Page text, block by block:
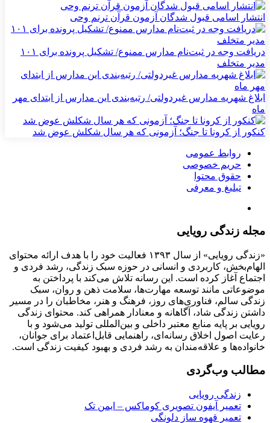
انتشار اسامی قبول شدگان آزمون قرآن ترنم وحی
دریافت وجه در ثبت‌نام مدارس ممنوع/ تشکیل پرونده برای ۱۰۱
مدیر متخلف
ابلاغ شهریه مدارس غیردولتی/ رتبه‌بندی این مدارس از ابتدای مهر
ماه
کنکور از کرونا تا جنگ؛ آزمونی که هر سال شکلش عوض شد
روابط عمومی
حریم خصوصی
حقوق محتوا
تبلیغ و معرفی
مجله زندگی رویایی
«زندگی رویایی» از سال ۱۳۹۳ فعالیت خود را با هدف ارائه محتوای
الهام‌بخش، کاربردی و انسانی در حوزه سبک زندگی، رشد فردی و
اجتماع آغاز کرده است. این رسانه تلاش می‌کند با پرداختن به
موضوعاتی مانند توسعه مهارت‌ها، سلامت ذهن و روان، سبک
زندگی سالم، فناوری‌های روز، فرهنگ و هنر، مخاطبان را در مسیر
داشتن زندگی شاد، آگاهانه و معنادار همراهی کند. محتوای زندگی
رویایی بر پایه منابع معتبر داخلی و بین‌المللی تولید می‌شود و با
رعایت اصول اخلاق رسانه‌ای، راهنمایی قابل‌اعتماد برای جوانان،
خانواده‌ها و علاقه‌مندان به رشد فردی و بهبود کیفیت زندگی است.
مطالب وب‌گردی
زندگی رویایی
تعمیر آیفون تصویری کوماکس – ایمن تک
تعمیر قهوه ساز دلونگی